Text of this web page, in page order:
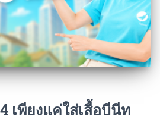
เพียงแค่ใส่เสื้อบีนีท